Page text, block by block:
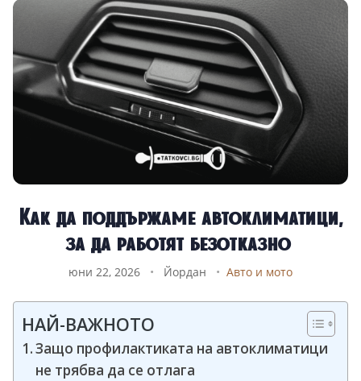
Как да поддържаме автоклиматици,
за да работят безотказно
юни 22, 2026 • Йордан • Авто и мото
НАЙ-ВАЖНОТО
Защо профилактиката на автоклиматици
не трябва да се отлага